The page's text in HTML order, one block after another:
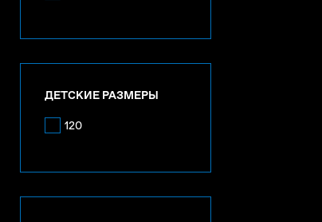
ДЕТСКИЕ РАЗМЕРЫ
120